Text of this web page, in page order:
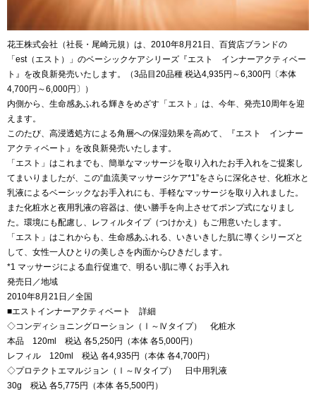
花王株式会社（社長・尾崎元規）は、2010年8月21日、百貨店ブランドの
「est（エスト）」のベーシックケアシリーズ『エスト インナーアクティベー
ト』を改良新発売いたします。（3品目20品種 税込4,935円～6,300円〔本体
4,700円～6,000円〕）
内側から、生命感あふれる輝きをめざす「エスト」は、今年、発売10周年を迎
えます。
このたび、高浸透処方による角層への保湿効果を高めて、『エスト インナー
アクティベート』を改良新発売いたします。
「エスト」はこれまでも、簡単なマッサージを取り入れたお手入れをご提案し
てまいりましたが、この“血流美マッサージケア*1”をさらに深化させ、化粧水と
乳液によるベーシックなお手入れにも、手軽なマッサージを取り入れました。
また化粧水と夜用乳液の容器は、使い勝手を向上させてポンプ式になりまし
た。環境にも配慮し、レフィルタイプ（つけかえ）もご用意いたします。
「エスト」はこれからも、生命感あふれる、いきいきした肌に導くシリーズと
して、女性一人ひとりの美しさを内面からひきだします。
*1 マッサージによる血行促進で、明るい肌に導くお手入れ
発売日／地域
2010年8月21日／全国
■エストインナーアクティベート 詳細
◇コンディショニングローション（Ⅰ～Ⅳタイプ） 化粧水
本品 120ml 税込 各5,250円（本体 各5,000円）
レフィル 120ml 税込 各4,935円（本体 各4,700円）
◇プロテクトエマルジョン（Ⅰ～Ⅳタイプ） 日中用乳液
30g 税込 各5,775円（本体 各5,500円）